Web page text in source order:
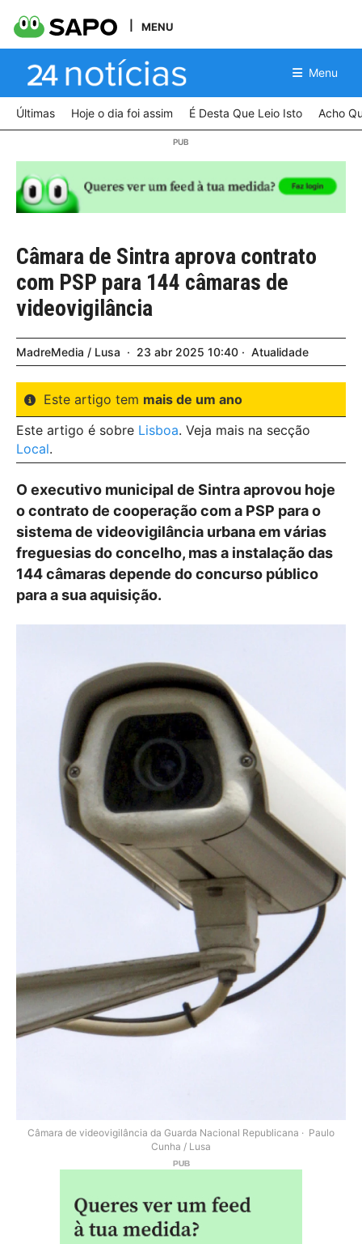
MENU
Menu
Últimas Hoje o dia foi assim É Desta Que Leio Isto Acho
Câmara de Sintra aprova contrato
com PSP para 144 câmaras de
videovigilância
MadreMedia / Lusa 23 abr 2025 10:40 Atualidade
Este artigo tem mais de um ano
Este artigo é sobre Lisboa. Veja mais na secção
Local.
O executivo municipal de Sintra aprovou hoje
o contrato de cooperação com a PSP para o
sistema de videovigilância urbana em várias
freguesias do concelho, mas a instalação das
144 câmaras depende do concurso público
para a sua aquisição.
Câmara de videovigilância da Guarda Nacional Republicana
Paulo
Cunha / Lusa